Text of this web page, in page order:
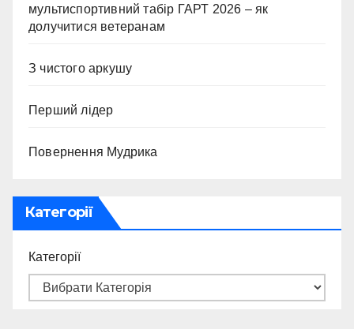
мультиспортивний табір ГАРТ 2026 – як
долучитися ветеранам
З чистого аркушу
Перший лідер
Повернення Мудрика
Категорії
Категорії